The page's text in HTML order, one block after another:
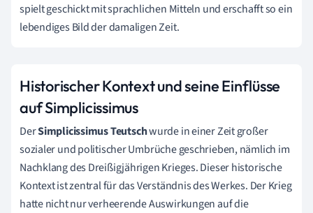
spielt geschickt mit sprachlichen Mitteln und erschafft so ein
lebendiges Bild der damaligen Zeit.
Historischer Kontext und seine Einflüsse
auf Simplicissimus
DerSimplicissimus Teutschwurde in einer Zeit großer
sozialer und politischer Umbrüche geschrieben, nämlich im
Nachklang des Dreißigjährigen Krieges. Dieser historische
Kontext ist zentral für das Verständnis des Werkes. Der Krieg
hatte nicht nur verheerende Auswirkungen auf die